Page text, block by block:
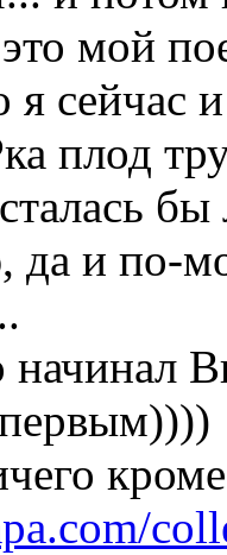
это мой
я
плод
бы
да и по-